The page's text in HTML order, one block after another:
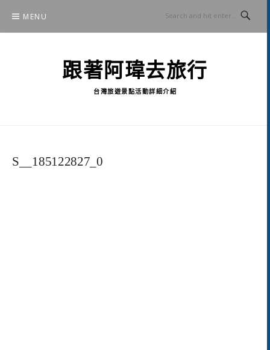
content
MENU
跟著阿瑋去旅行
台灣旅遊景點活動詳細介紹
S__185122827_0